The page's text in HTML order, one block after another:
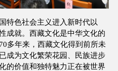
特色社会主义进入新时代以
成就。西藏文化是中华文化的
多年来，西藏文化得到前所未
成为文化繁荣花园、民族进步
的价值和独特魅力正在被世界